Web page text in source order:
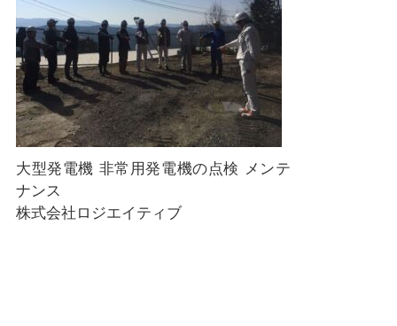
大型発電機 非常用発電機の点検 メンテ
ナンス
株式会社ロジエイティブ